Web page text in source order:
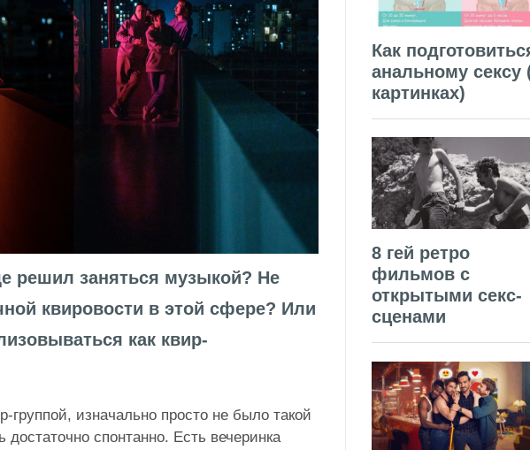
решил заняться музыкой? Не
квировости в этой сфере? Или
как квир-
группой, изначально просто не было такой
спонтанно. Есть вечеринка
Как
анальному сексу
картинках)
8 гей ретро
фильмов с
открытыми секс-
сценами